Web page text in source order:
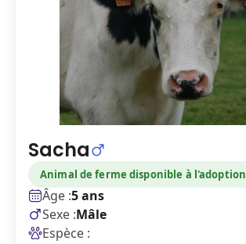
Sacha
Animal de ferme disponible à l'adoption
Âge :5 ans
Sexe :Mâle
Espèce :